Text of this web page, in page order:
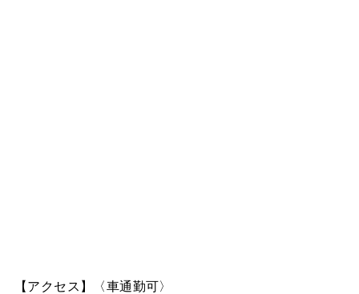
【アクセス】 〈車通勤可〉